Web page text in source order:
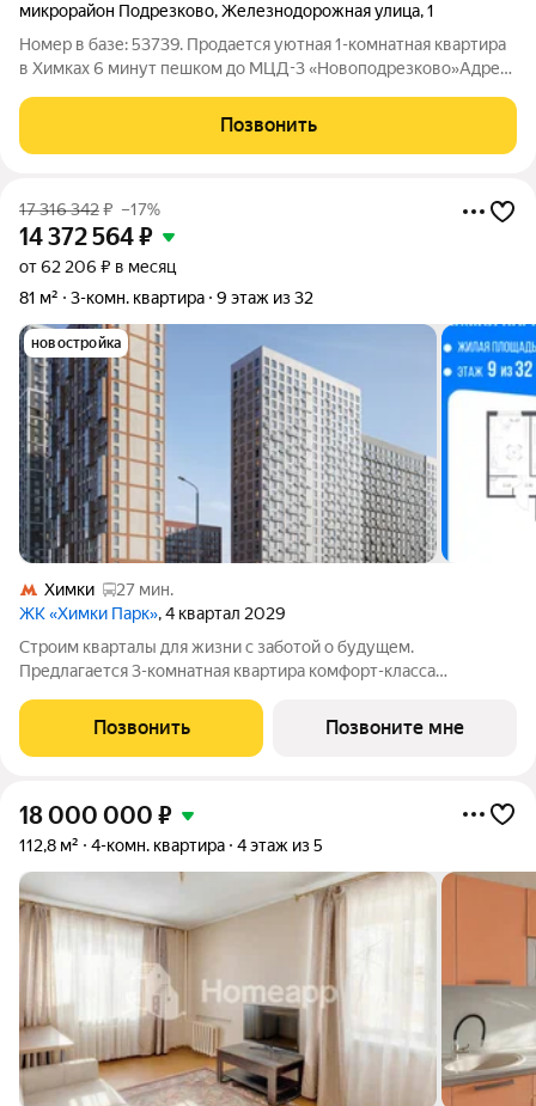
микрорайон Подрезково,Железнодорожная улица,1
Номер в базе: 53739. Продается уютная 1-комнатная квартира
в Химках 6 минут пешком до МЦД-3 «Новоподрезково»Адрес:
1Предлагается к продаже светлая и уютная 1-комнатная
квартира общей площадью
Позвонить
17 316 342₽ –17%
14 372 564₽
от 62 206 ₽ в месяц
81 м²
3-комн. квартира 9 этаж из 32
новостройка
Химки
27 мин.
ЖК «Химки Парк», 4 квартал 2029
Строим кварталы для жизни с заботой о будущем.
Предлагается 3-комнатная квартира комфорт-класса
жилом комплексе "Химки Парк".Квартиры комплекса на
выбор: могут быть как с отделкой, так и
Позвонить Позвоните мне
18 000 000 ₽
112,8 м² 4-комн. квартира 4 этаж из 5